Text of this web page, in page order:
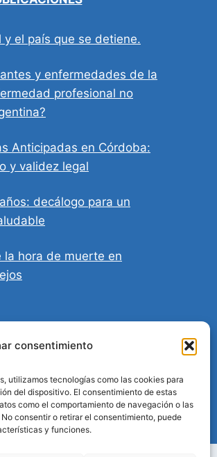
consentimiento
utilizamos tecnologías como las cookies para
del dispositivo. El consentimiento de estas
como el comportamiento de navegación o las
consentir o retirar el consentimiento, puede
y funciones.
el país que se detiene.
y enfermedades de la
profesional no
Anticipadas en Córdoba:
y validez legal
decálogo para un
la hora de muerte en